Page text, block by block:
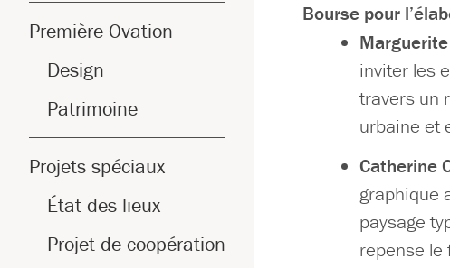
Première Ovation
Design
Patrimoine
Projets spéciaux
État des lieux
Projet de coopération
Bourse pour
inviter les
travers un
urbaine et
Catherine
graphique
paysage
repense le